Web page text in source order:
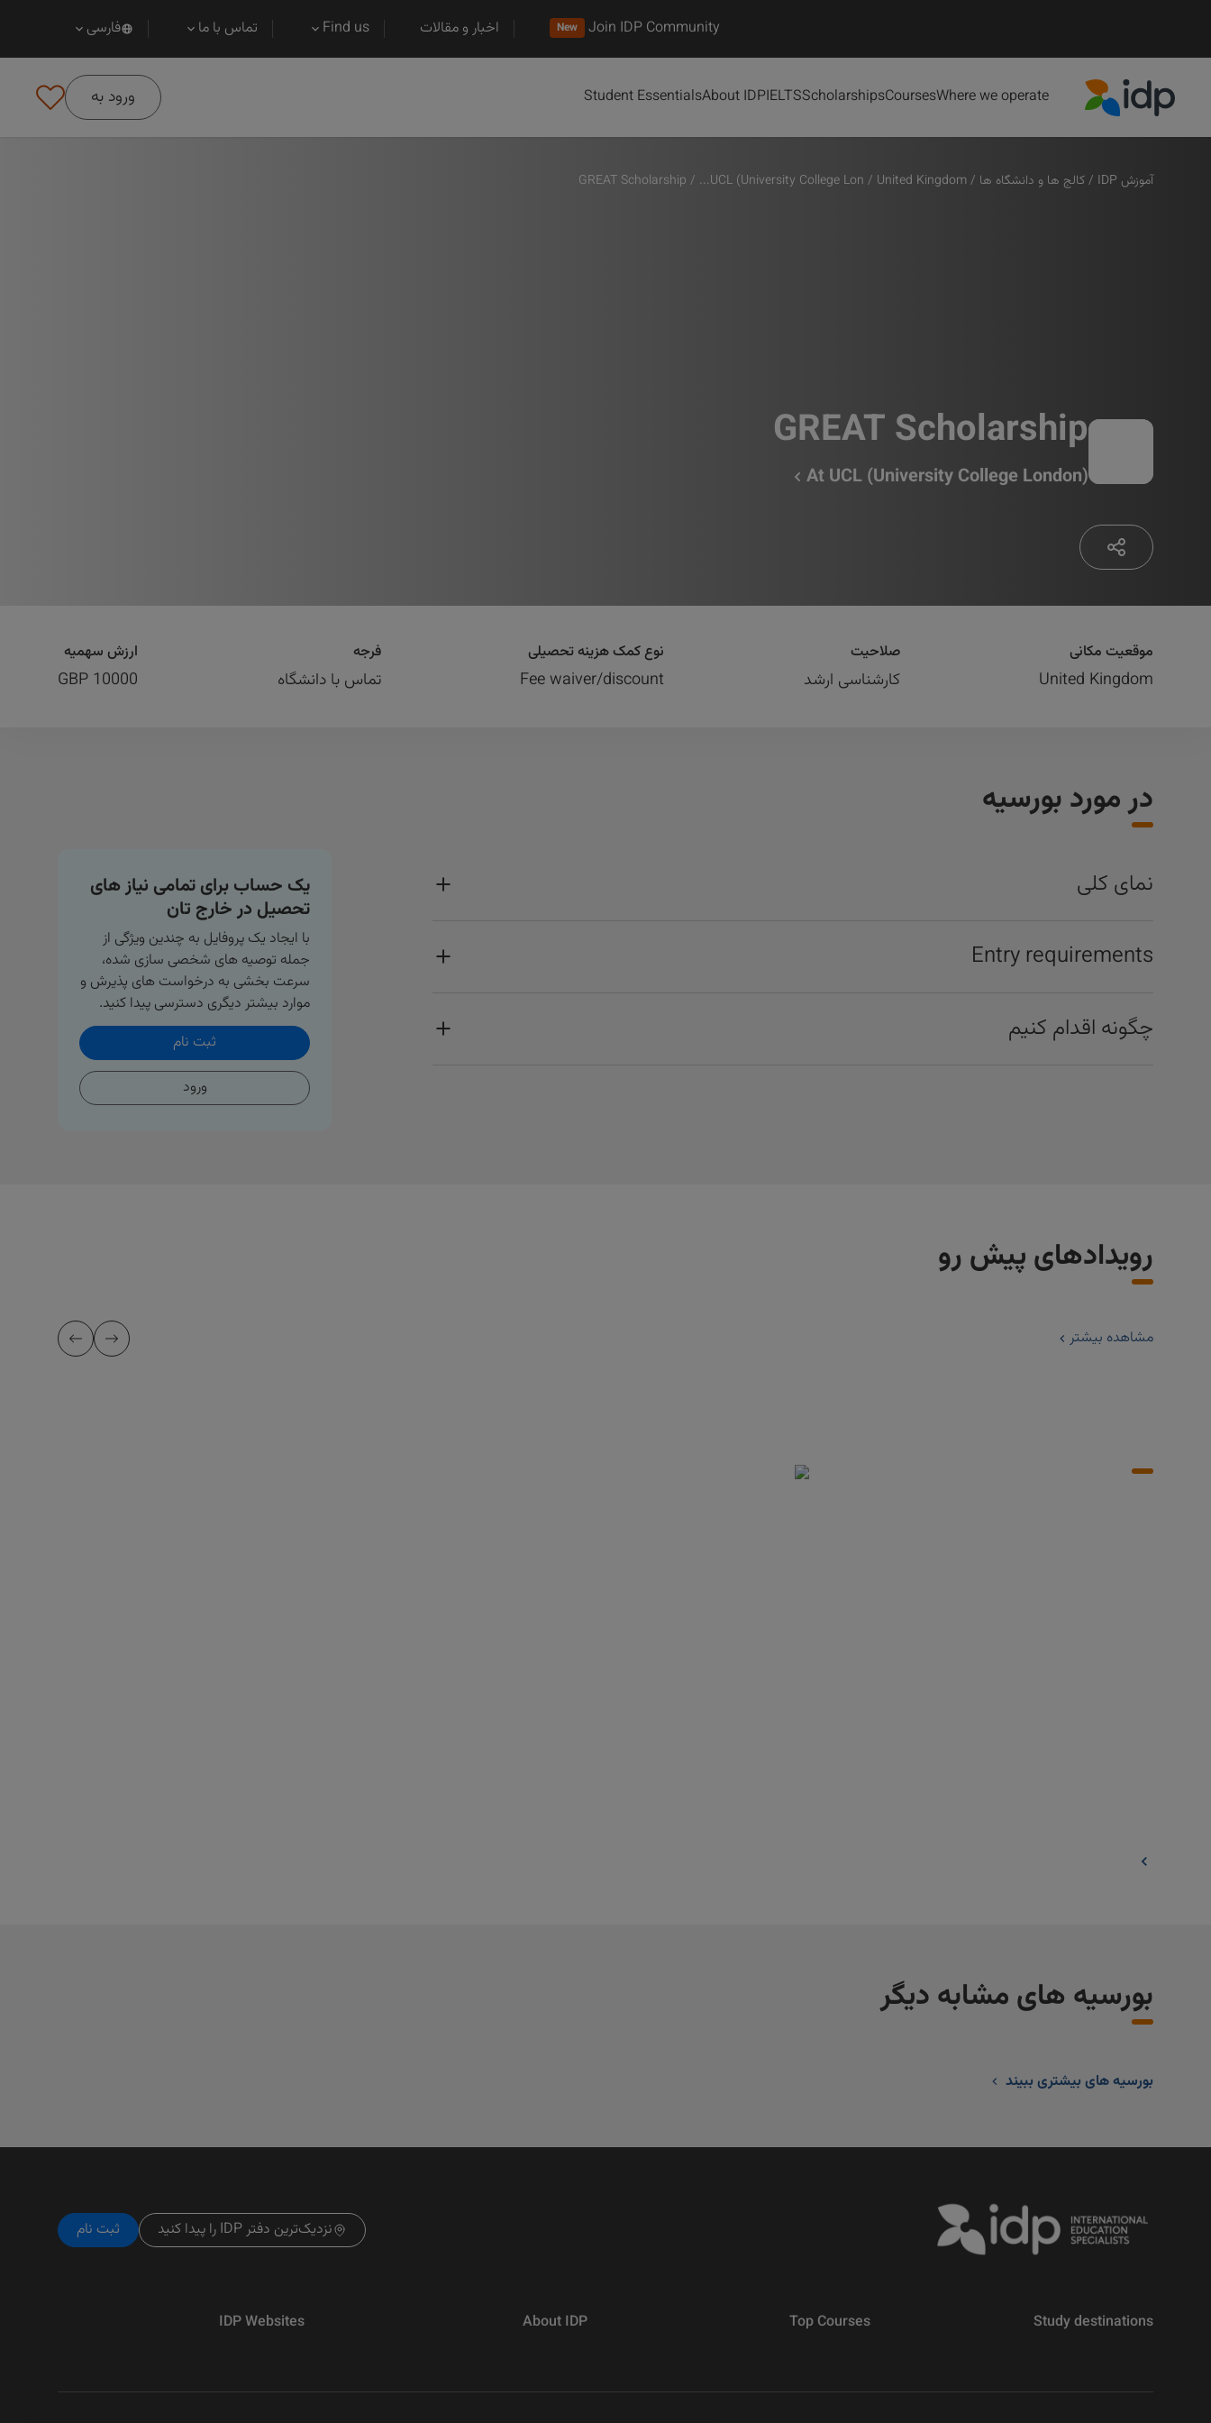
Join IDP Community
New اخبار و مقالات Find us تماس با ما فارسی
Where we operate
Courses
Scholarships
IELTS
About IDP
Student Essentials ورود به
آموزش IDP /کالج ها و دانشگاه ها /
United Kingdom
/
UCL (University College Lon...
/
GREAT Scholarship
GREAT Scholarship
AtUCL (University College London)
موقعیت مکانی
United Kingdom
صلاحیت
کارشناسی ارشد
نوع کمک هزینه تحصیلی
Fee waiver/discount
فرجه
تماس با دانشگاه
ارزش سهمیه
10000 GBP
در مورد بورسیه
نمای کلی
Entry requirements
چگونه اقدام کنیم
یک حساب برای تمامی نیاز های
تحصیل در خارج تان
با ایجاد یک پروفایل به چندین ویژگی از
جمله توصیه های شخصی سازی شده،
سرعت بخشی به درخواست های پذیرش و
موارد بیشتر دیگری دسترسی پیدا کنید.
ثبت نام
ورود
رویدادهای پیش رو
مشاهده بیشتر
بورسیه های مشابه دیگر
بورسیه های بیشتری ببیند
نزدیک‌ترین دفتر IDP را پیدا کنید ثبت نام
Study destinations
Top Courses
About IDP
IDP Websites